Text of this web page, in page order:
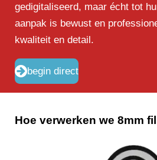
gedigitaliseerd, maar écht tot
aanpak is bewust en
kwaliteit en detail.
begin direct
Hoe verwerken we 8mm